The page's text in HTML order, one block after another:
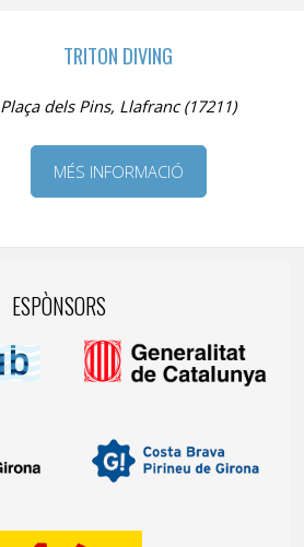
TRITON DIVING
Plaça dels Pins, Llafranc (17211)
MÉS INFORMACIÓ
ESPÒNSORS